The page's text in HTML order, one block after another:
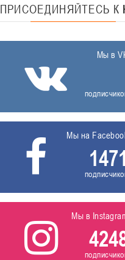
ПРИСОЕДИНЯЙТЕСЬ К
Мы в
Мы на
1471
Мы в